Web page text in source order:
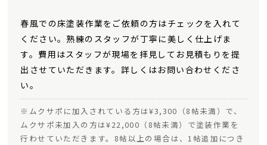
春風での床塗装作業をご依頼の方はチェックを入れて
ください。熟練のスタッフが丁寧に美しく仕上げま
す。費用はスタッフが現場を拝見してお見積もりを提
出させていただきます。詳しくはお問い合わせくださ
い。
※ムクサポに加入されている方は¥3,300（8帖未満）で、
ムクサポ未加入の方は¥22,000（8帖未満）で塗装作業を
行わせていただきます。8帖以上の場合は、1帖追加につき